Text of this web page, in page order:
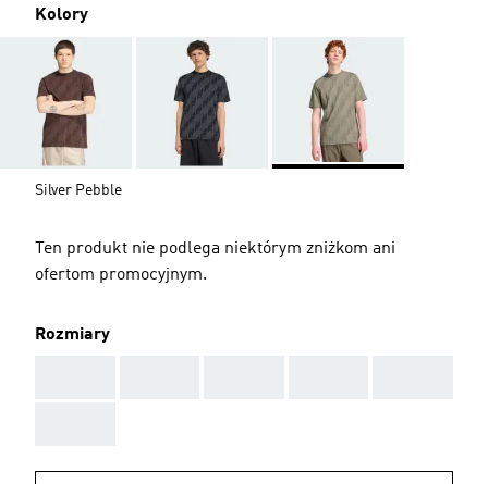
Kolory
Silver Pebble
Ten produkt nie podlega niektórym zniżkom ani
ofertom promocyjnym.
Rozmiary